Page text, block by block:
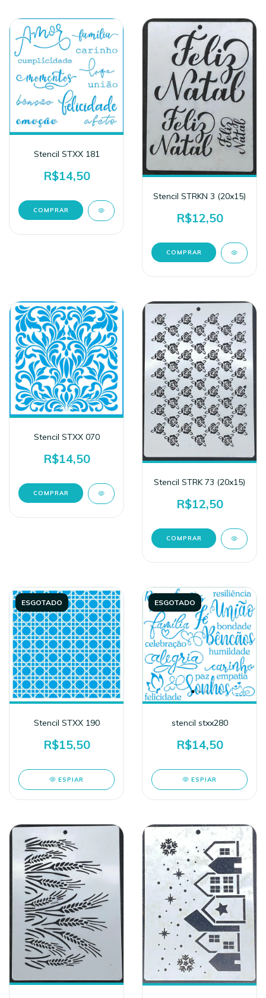
Stencil STXX 181
R$14,50
Stencil STRKN 3 (20x15)
R$12,50
Stencil STXX 070
R$14,50
Stencil STRK 73 (20x15)
R$12,50
ESGOTADO
Stencil STXX 190
R$15,50
ESPIAR
ESGOTADO
stencil stxx280
R$14,50
ESPIAR